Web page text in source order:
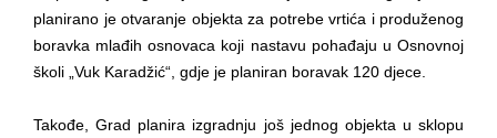
planirano je otvaranje objekta za potrebe vrtića i produženog
boravka mlađih osnovaca koji nastavu pohađaju u Osnovnoj
školi „Vuk Karadžić“, gdje je planiran boravak 120 djece.
Takođe, Grad planira izgradnju još jednog objekta u sklopu